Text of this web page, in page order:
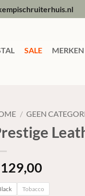
SALE MERKEN
/ GEEN
129,00
Tobacco